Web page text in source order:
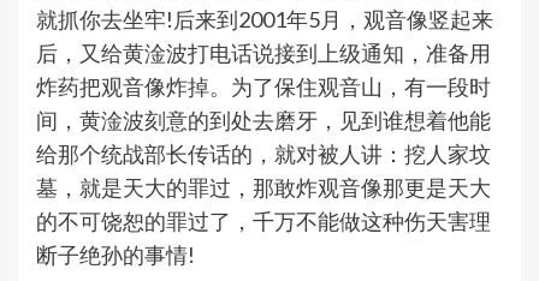
就抓你去坐牢!后来到2001年5月，观音像竖起来
后，又给黄淦波打电话说接到上级通知，准备用
炸药把观音像炸掉。为了保住观音山，有一段时
间，黄淦波刻意的到处去磨牙，见到谁想着他能
给那个统战部长传话的，就对被人讲：挖人家坟
墓，就是天大的罪过，那敢炸观音像那更是天大
的不可饶恕的罪过了，千万不能做这种伤天害理
断子绝孙的事情!